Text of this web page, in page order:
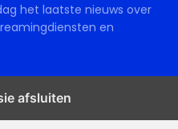
het laatste nieuws over
en
afsluiten